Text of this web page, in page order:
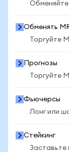
Обменяйте
Обменять
Торгуйте
Прогнозы
Торгуйте
Фьючерсы
Лонг или
Стейкинг
Заставьте